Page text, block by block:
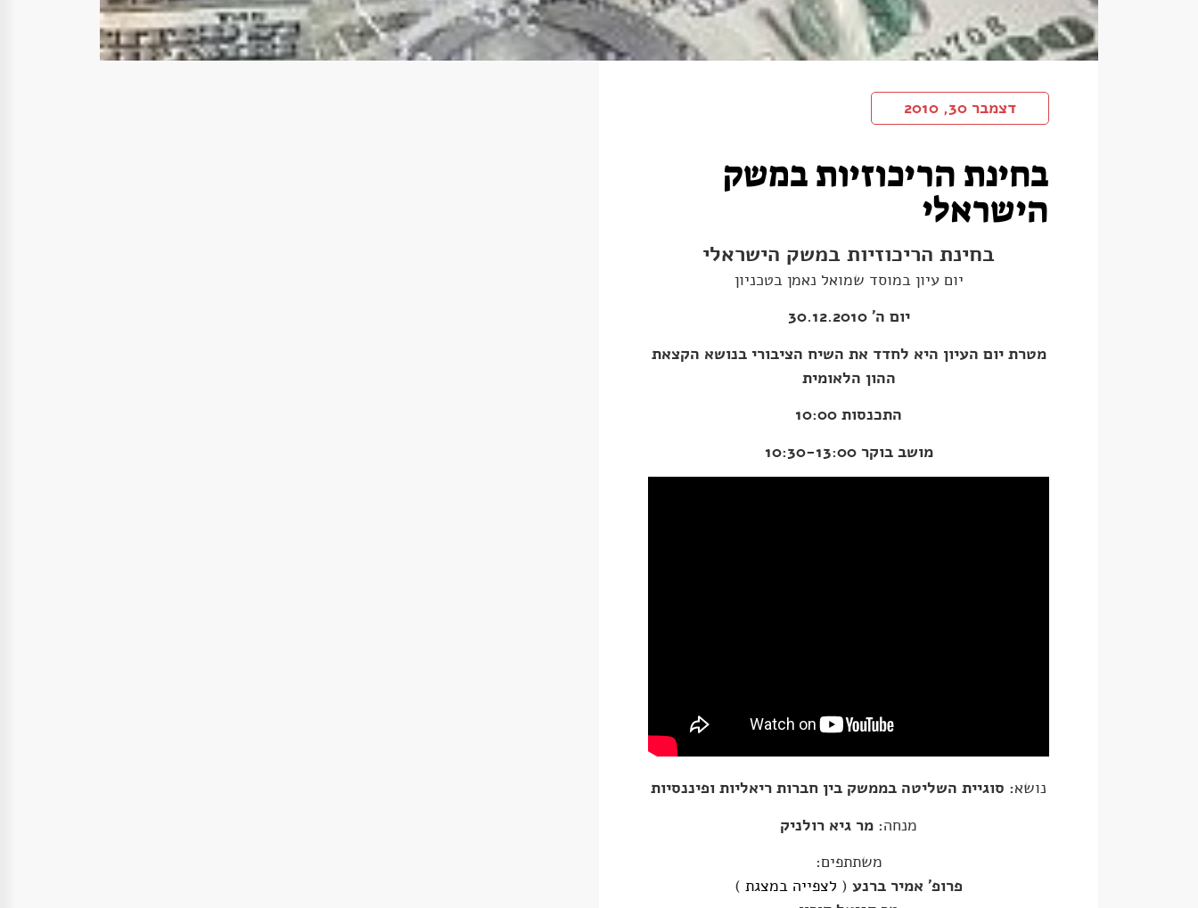
דצמבר 30, 2010
בחינת הריכוזיות במשק
הישראלי
בחינת הריכוזיות במשק הישראלי
יום עיון במוסד שמואל נאמן בטכניון
יום ה' 30.12.2010
מטרת יום העיון היא לחדד את השיח הציבורי בנושא הקצאת
ההון הלאומית
התכנסות 10:00
מושב בוקר 10:30-13:00
נושא: סוגיית השליטה בממשק בין חברות ריאליות ופיננסיות
מנחה: מר גיא רולניק
משתתפים:
פרופ' אמיר ברנע ( לצפייה במצגת )